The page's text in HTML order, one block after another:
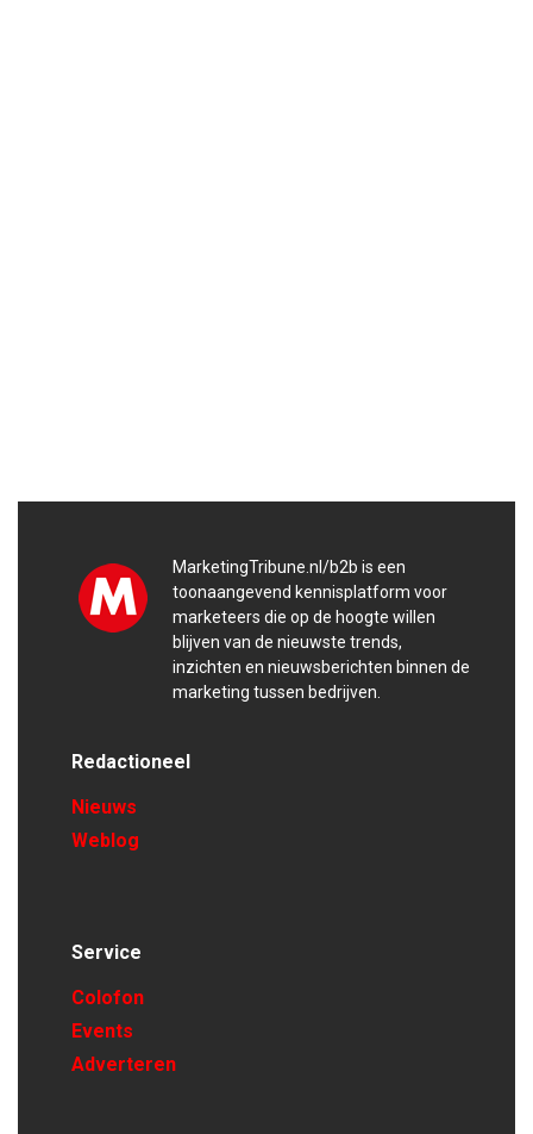
MarketingTribune.nl/b2b is een
toonaangevend kennisplatform voor
marketeers die op de hoogte willen
blijven van de nieuwste trends,
inzichten en nieuwsberichten binnen de
marketing tussen bedrijven.
Redactioneel
Nieuws
Weblog
Service
Colofon
Events
Adverteren